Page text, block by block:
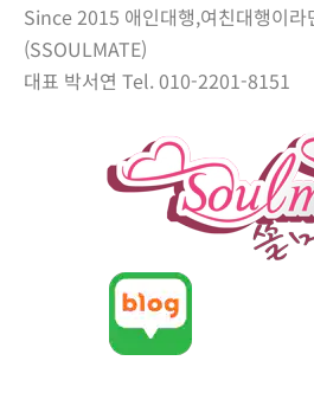
Since 2015 애인대행,여친대행이라
(SSOULMATE)
대표 박서연 Tel. 010-2201-8151